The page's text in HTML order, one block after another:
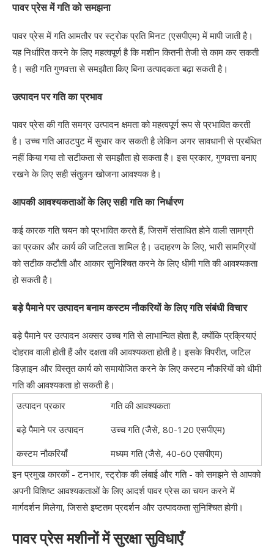
पावर प्रेस में गति को समझना
पावर प्रेस में गति आमतौर पर स्ट्रोक प्रति मिनट (एसपीएम) में मापी जाती है।
यह निर्धारित करने के लिए महत्वपूर्ण है कि मशीन कितनी तेजी से काम कर सकती
है। सही गति गुणवत्ता से समझौता किए बिना उत्पादकता बढ़ा सकती है।
उत्पादन पर गति का प्रभाव
पावर प्रेस की गति समग्र उत्पादन क्षमता को महत्वपूर्ण रूप से प्रभावित करती
है। उच्च गति आउटपुट में सुधार कर सकती है लेकिन अगर सावधानी से प्रबंधित
नहीं किया गया तो सटीकता से समझौता हो सकता है। इस प्रकार, गुणवत्ता बनाए
रखने के लिए सही संतुलन खोजना आवश्यक है।
आपकी आवश्यकताओं के लिए सही गति का निर्धारण
कई कारक गति चयन को प्रभावित करते हैं, जिसमें संसाधित होने वाली सामग्री
का प्रकार और कार्य की जटिलता शामिल है। उदाहरण के लिए, भारी सामग्रियों
को सटीक कटौती और आकार सुनिश्चित करने के लिए धीमी गति की आवश्यकता
हो सकती है।
बड़े पैमाने पर उत्पादन बनाम कस्टम नौकरियों के लिए गति संबंधी विचार
बड़े पैमाने पर उत्पादन अक्सर उच्च गति से लाभान्वित होता है, क्योंकि प्रक्रियाएं
दोहराव वाली होती हैं और दक्षता की आवश्यकता होती है। इसके विपरीत, जटिल
डिज़ाइन और विस्तृत कार्य को समायोजित करने के लिए कस्टम नौकरियों को धीमी
गति की आवश्यकता हो सकती है।
उत्पादन प्रकार
गति की आवश्यकता
बड़े पैमाने पर उत्पादन
उच्च गति (जैसे, 80-120 एसपीएम)
कस्टम नौकरियाँ
मध्यम गति (जैसे, 40-60 एसपीएम)
इन प्रमुख कारकों - टनभार, स्ट्रोक की लंबाई और गति - को समझने से आपको
अपनी विशिष्ट आवश्यकताओं के लिए आदर्श पावर प्रेस का चयन करने में
मार्गदर्शन मिलेगा, जिससे इष्टतम प्रदर्शन और उत्पादकता सुनिश्चित होगी।
पावर प्रेस मशीनों में सुरक्षा सुविधाएँ